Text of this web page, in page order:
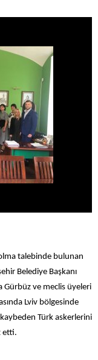
talebinde bulunan
Belediye Başkanı
Gürbüz ve meclis üyeleri
Lviv bölgesinde
Türk askerlerini
etti.